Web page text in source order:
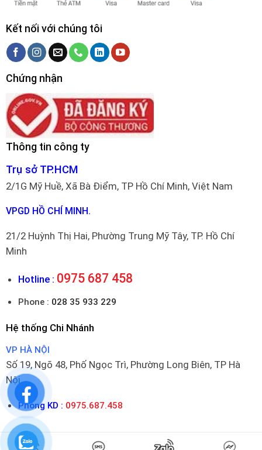
Kết nối với chúng tôi
Chứng nhận
Thông tin công ty
Trụ sở TP.HCM
2/1G Mỹ Huề, Xã Bà Điểm, TP Hồ Chí Minh, Việt Nam
VPGD HỒ CHÍ MINH.
21/2 Huỳnh Thị Hai, Phường Trung Mỹ Tây, TP. Hồ Chí
Minh
Hotline : 0975 687 458
Phone : 028 35 933 229
Hệ thống Chi Nhánh
VP HÀ NỘI
Số 19, Ngõ 48, Phố Ngọc Trì, Phường Long Biên, TP Hà
Nội
Phòng KD : 0975.687.458